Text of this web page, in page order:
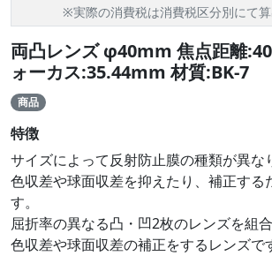
※実際の消費税は消費税区分別にて
両凸レンズ φ40mm 焦点距離
ォーカス:35.44mm 材質:BK-7
商品
特徴
サイズによって反射防止膜の種類が異な
色収差や球面収差を抑えたり、補正する
す。
屈折率の異なる凸・凹2枚のレンズを組合
色収差や球面収差の補正をするレンズで